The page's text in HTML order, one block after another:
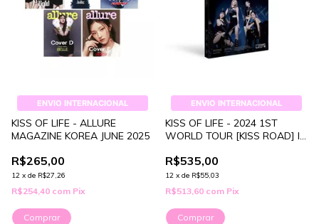
ENVIO INTERNACIONAL
KISS OF LIFE - ALLURE
MAGAZINE KOREA JUNE 2025
R$265,00
12 x de R$27,26
R$254,40 com Pix
Comprar
ENVIO INTERNACIONAL
KISS OF LIFE - 2024 1ST
WORLD TOUR [KISS ROAD] IN
R$535,00
12 x de R$55,03
R$513,60 com Pix
Comprar